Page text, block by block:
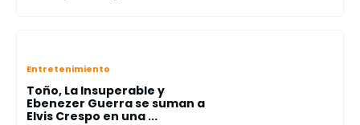
Entretenimiento
Toño, La Insuperable y
Ebenezer Guerra se suman a
Elvis Crespo en una ...